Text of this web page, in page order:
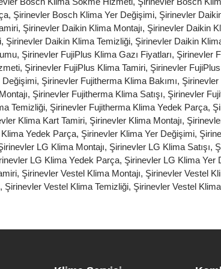
, Şirinevler Bosch Klima Yer Değişimi, Şirinevler
, Şirinevler Daikin Klima Montajı, Şirinevler Daikin
, Şirinevler Daikin Klima Temizliği, Şirinevler Daikin
, Şirinevler FujiPlus Klima Gazı Fiyatları, Şirinevler
, Şirinevler FujiPlus Klima Tamiri, Şirinevler
Değişimi, Şirinevler Fujitherma Klima Bakımı,
, Şirinevler Fujitherma Klima Satışı, Şirinevler
Temizliği, Şirinevler Fujitherma Klima Yedek Parça,
Klima Kart Tamiri, Şirinevler Klima Montajı,
Yedek Parça, Şirinevler Klima Yer Değişimi,
LG Klima Montajı, Şirinevler LG Klima Satışı,
LG Klima Yedek Parça, Şirinevler LG Klima Yer
, Şirinevler Vestel Klima Montajı, Şirinevler Vestel
, Şirinevler Vestel Klima Temizliği, Şirinevler Vestel